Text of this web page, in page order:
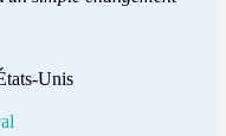
Unis